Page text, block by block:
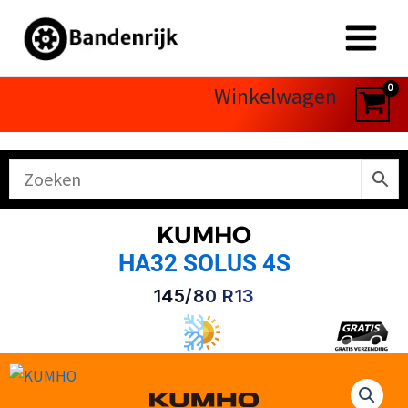
naar
Winkelwagen
KUMHO
HA32 SOLUS 4S
145/80 R13